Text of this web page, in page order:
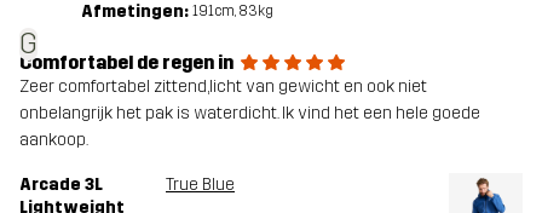
G
Afmetingen: 191cm, 83kg
Comfortabel de regen in
Zeer comfortabel zittend,licht van gewicht en ook niet
onbelangrijk het pak is waterdicht. Ik vind het een hele goede
aankoop.
Arcade 3L
Lightweight
True Blue